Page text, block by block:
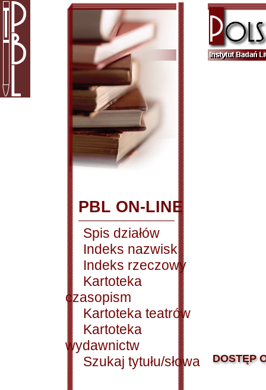
PBL ON-LINE
Spis działów
Indeks nazwisk
Indeks rzeczowy
Kartoteka
czasopism
Kartoteka teatrów
Kartoteka
wydawnictw
Szukaj tytułu/słowa
DOSTĘP